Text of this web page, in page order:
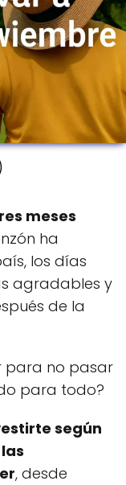
meses
ha
los días
agradables y
de la
para no pasar
para todo?
según
, desde